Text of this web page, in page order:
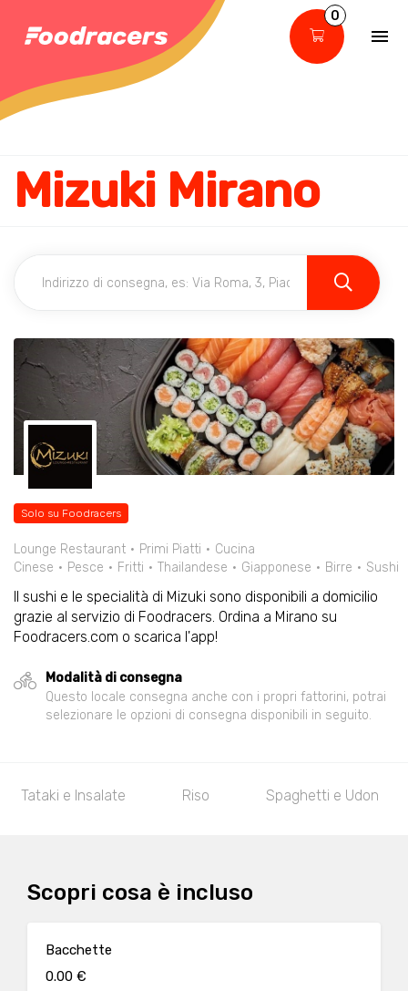
0
Mizuki Mirano
Solo su Foodracers
Lounge Restaurant Primi Piatti
Cucina
Cinese
Pesce Fritti Thailandese Giapponese Birre Sushi
Il sushi e le specialità di Mizuki sono disponibili a domicilio
grazie al servizio di Foodracers. Ordina a Mirano su
Foodracers.com o scarica l'app!
Modalità di consegna
Questo locale consegna anche con i propri fattorini, potrai
selezionare le opzioni di consegna disponibili in seguito.
Tataki e Insalate Riso Spaghetti e Udon
Scopri cosa è incluso
Bacchette
0.00 €